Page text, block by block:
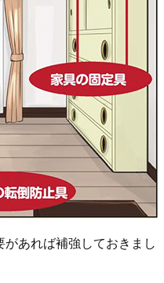
あれば補強しておきまし